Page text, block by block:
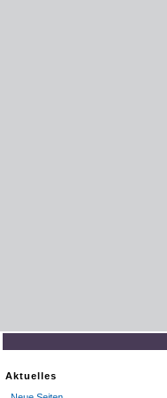
Aktuelles